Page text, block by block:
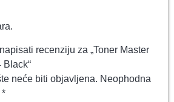
recenziju za „Toner Master
Black“
neće biti objavljena. Neophodna
*